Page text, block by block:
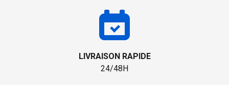
LIVRAISON RAPIDE
24/48H